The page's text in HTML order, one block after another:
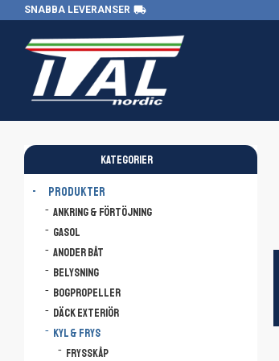
SNABBA LEVERANSER local_shipping
KATEGORIER
PRODUKTER
Ankring & Förtöjning
Gasol
Anoder båt
Belysning
Bogpropeller
Däck Exteriör
Kyl & Frys
Frysskåp